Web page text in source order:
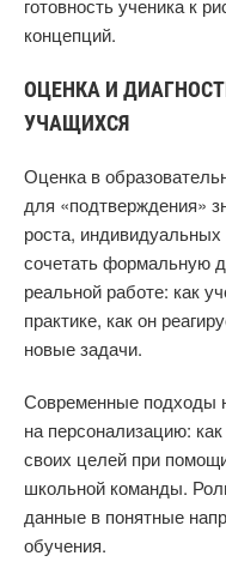
готовность ученика к
концепций.
ОЦЕНКА И
УЧАЩИХСЯ
Оценка в
для «подтверждения»
роста,
сочетать формальную
реальной работе: как
практике, как он
новые задачи.
Современные подходы
на персонализацию:
своих целей при
школьной команды.
данные в понятные
обучения.